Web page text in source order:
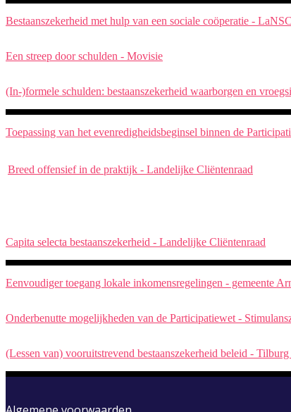
Bestaanszekerheid met hulp van een sociale coöperatie -
Een streep door schulden - Movisie
(In-)formele schulden: bestaanszekerheid waarborgen en
Toepassing van het evenredigheidsbeginsel binnen de
Breed offensief in de praktijk - Landelijke Cliëntenraad
Capita selecta bestaanszekerheid - Landelijke Cliëntenraad
Eenvoudiger toegang lokale inkomensregelingen - gemeente
Onderbenutte mogelijkheden van de Participatiewet -
(Lessen van) vooruitstrevend bestaanszekerheid beleid -